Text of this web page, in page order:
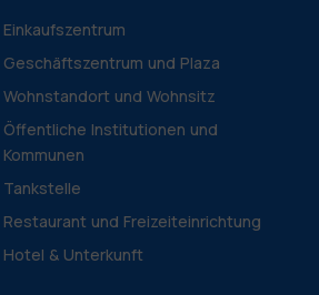
Einkaufszentrum
Geschäftszentrum und Plaza
Wohnstandort und Wohnsitz
Öffentliche Institutionen und
Kommunen
Tankstelle
Restaurant und Freizeiteinrichtung
Hotel & Unterkunft